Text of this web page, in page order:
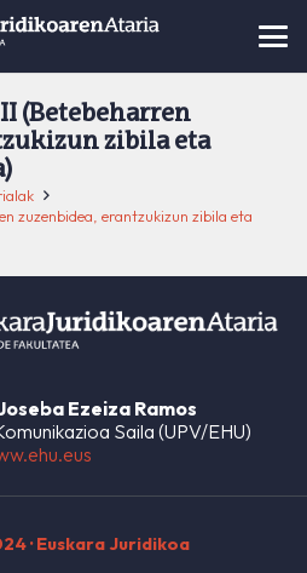
(Betebeharren
zibila eta
zuzenbidea, erantzukizun zibila eta
Ezeiza Ramos
Saila (UPV/EHU)
· Euskara Juridikoa